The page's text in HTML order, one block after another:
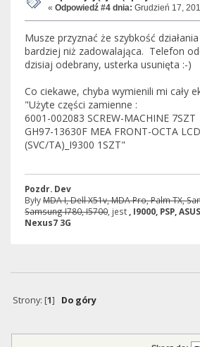
« Odpowiedź #4 dnia: Grudzień 17,
Musze przyznać że szybkość
bardziej niż zadowalająca. Telefon
dzisiaj odebrany, usterka usunięta :-)
Co ciekawe, chyba wymienili mi cały
"Użyte części zamienne :
6001-002083 SCREW-MACHINE 7SZT
GH97-13630F MEA FRONT-OCTA LCD
(SVC/TA)_I9300 1SZT"
Pozdr. Dev
ByłyMDA I, Dell X51v, MDA Pro, Palm TX,
Samsung I780, I5700 , jest
, I9000, PSP,
Nexus7 3G
Strony: [1] Do góry